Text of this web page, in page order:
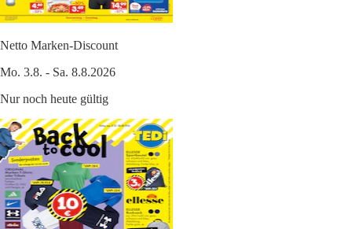
Netto Marken-Discount
Mo. 3.8. - Sa. 8.8.2026
Nur noch heute gültig